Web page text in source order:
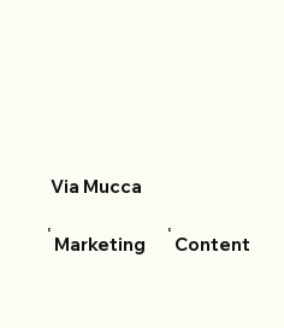
Via Mucca
Marketing Content